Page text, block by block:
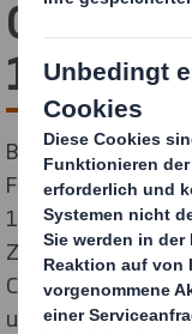
15.
Bei der E-
Februar stattfand,
120 Aussteller und
Zalando, L‘Oreal
Commerce-Sektor
und